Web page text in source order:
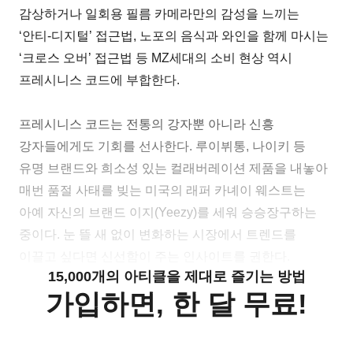
감상하거나 일회용 필름 카메라만의 감성을 느끼는
‘안티-디지털’ 접근법, 노포의 음식과 와인을 함께 마시는
‘크로스 오버’ 접근법 등 MZ세대의 소비 현상 역시
프레시니스 코드에 부합한다.
프레시니스 코드는 전통의 강자뿐 아니라 신흥
강자들에게도 기회를 선사한다. 루이뷔통, 나이키 등
유명 브랜드와 희소성 있는 컬래버레이션 제품을 내놓아
매번 품절 사태를 빚는 미국의 래퍼 카녜이 웨스트는
아예 자신의 브랜드 이지(Yeezy)를 세워 승승장구하는
중이다. 눈 뜰 새 없이 변화하는 시장에서 트렌드를
15,000개의 아티클을 제대로 즐기는 방법
가입하면, 한 달 무료!